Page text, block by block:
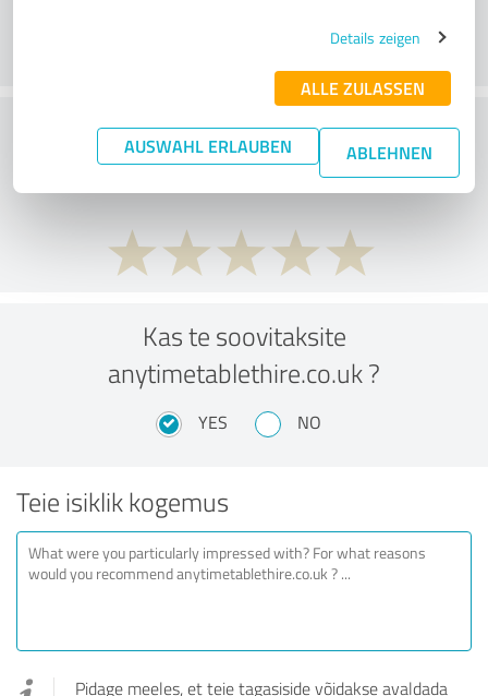
Details zeigen
ALLE ZULASSEN
AUSWAHL ERLAUBEN ABLEHNEN
What do you think of the price to
performance ratio?
Kas te soovitaksite
anytimetablethire.co.uk ?
YES NO
Teie isiklik kogemus
Pidage meeles, et teie tagasiside võidakse avaldada